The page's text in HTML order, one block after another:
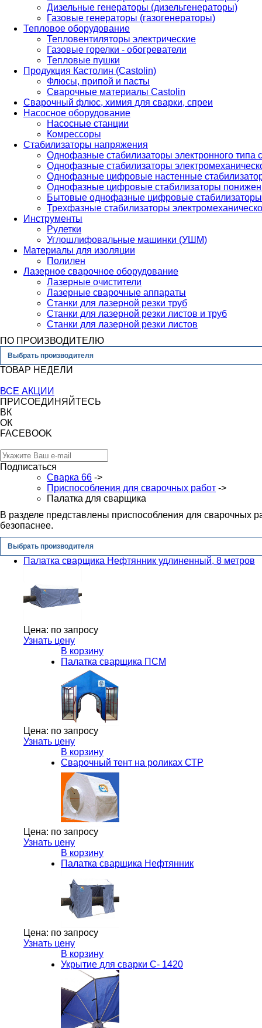
Дизельные генераторы (дизельгенераторы)
Газовые генераторы (газогенераторы)
Тепловое оборудование
Тепловентиляторы электрические
Газовые горелки - обогреватели
Тепловые пушки
Продукция Кастолин (Castolin)
Флюсы, припой и пасты
Сварочные материалы Castolin
Сварочный флюс, химия для сварки, спреи
Насосное оборудование
Насосные станции
Комрессоры
Стабилизаторы напряжения
Однофазные стабилизаторы электронного
Однофазные стабилизаторы
Однофазные цифровые настенные
Однофазные цифровые стабилизаторы
Бытовые однофазные цифровые стабилизаторы
Трехфазные стабилизаторы
Инструменты
Рулетки
Углошлифовальные машинки (УШМ)
Материалы для изоляции
Полилен
Лазерное сварочное оборудование
Лазерные очистители
Лазерные сварочные аппараты
Станки для лазерной резки труб
Станки для лазерной резки листов и труб
Станки для лазерной резки листов
ПО ПРОИЗВОДИТЕЛЮ
Выбрать производителя
ТОВАР НЕДЕЛИ
ВСЕ АКЦИИ
ПРИСОЕДИНЯЙТЕСЬ
ВК
ОК
FACEBOOK
Подписаться
Сварка 66 ->
Приспособления для сварочных работ ->
Палатка для сварщика
В разделе представлены приспособления для сварочных
безопаснее.
Выбрать производителя
Палатка сварщика Нефтянник удлиненный, 8 метров
Цена: по запросу
Узнать цену
В корзину
Палатка сварщика ПСМ
Цена: по запросу
Узнать цену
В корзину
Сварочный тент на роликах СТР
Цена: по запросу
Узнать цену
В корзину
Палатка сварщика Нефтянник
Цена: по запросу
Узнать цену
В корзину
Укрытие для сварки C- 1420